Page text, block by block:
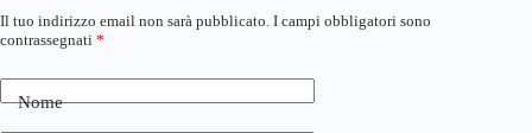
Il tuo indirizzo email non sarà pubblicato. I campi obbligatori sono
contrassegnati *
Nome